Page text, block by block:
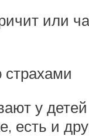
или
страхами
у
есть и